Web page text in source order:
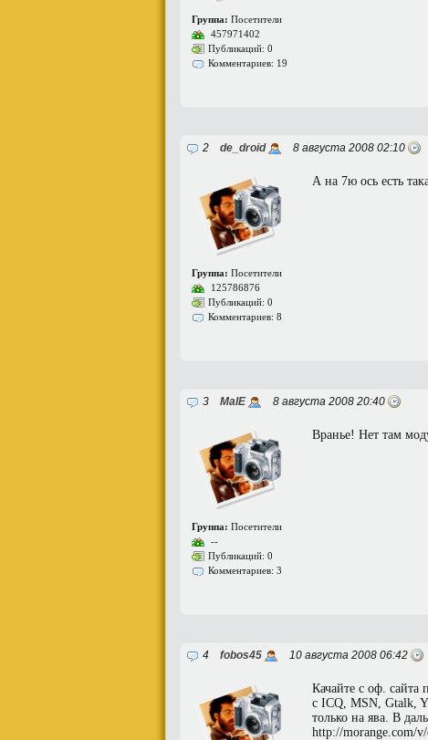
Группа: Посетители
457971402
Публикаций: 0
Комментариев: 19
2 de_droid 8 августа 2008 02:10
Группа: Посетители
125786876
Публикаций: 0
Комментариев: 8
А на 7ю ось есть
3 MaIE 8 августа 2008 20:40
Группа: Посетители
--
Публикаций: 0
Комментариев: 3
Вранье! Нет там
4 fobos45 10 августа 2008 06:42
Качайте с оф. сайта
с ICQ, MSN, Gtalk,
только на ява. В
http://morange.com/